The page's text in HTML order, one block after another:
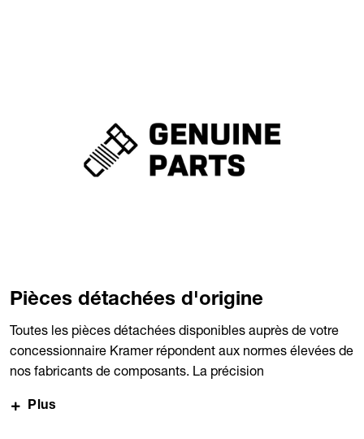
Pièces détachées d'origine
Toutes les pièces détachées disponibles auprès de votre
concessionnaire Kramer répondent aux normes élevées de
nos fabricants de composants. La précision
disponibilité à un haut degré ne peuvent être offerts que
Plus